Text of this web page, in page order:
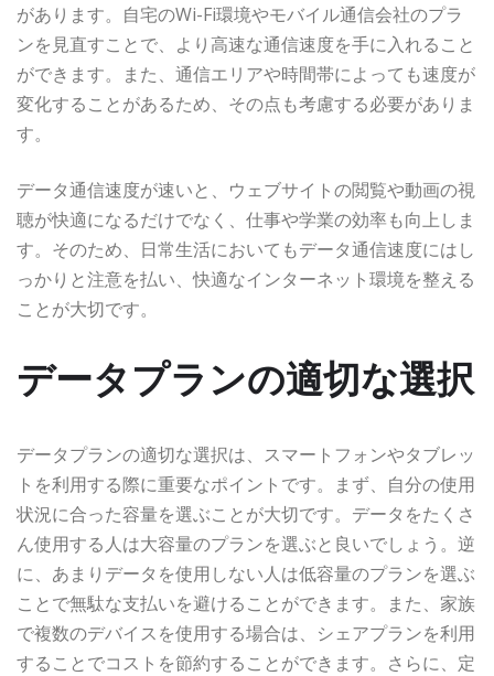
があります。自宅のWi-Fi環境やモバイル通信会社のプラ
ンを見直すことで、より高速な通信速度を手に入れること
ができます。また、通信エリアや時間帯によっても速度が
変化することがあるため、その点も考慮する必要がありま
す。
データ通信速度が速いと、ウェブサイトの閲覧や動画の視
聴が快適になるだけでなく、仕事や学業の効率も向上しま
す。そのため、日常生活においてもデータ通信速度にはし
っかりと注意を払い、快適なインターネット環境を整える
ことが大切です。
データプランの適切な選択
データプランの適切な選択は、スマートフォンやタブレッ
トを利用する際に重要なポイントです。まず、自分の使用
状況に合った容量を選ぶことが大切です。データをたくさ
ん使用する人は大容量のプランを選ぶと良いでしょう。逆
に、あまりデータを使用しない人は低容量のプランを選ぶ
ことで無駄な支払いを避けることができます。また、家族
で複数のデバイスを使用する場合は、シェアプランを利用
することでコストを節約することができます。さらに、定